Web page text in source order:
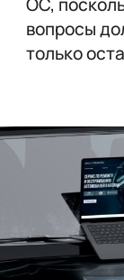
ОС,
вопросы
только